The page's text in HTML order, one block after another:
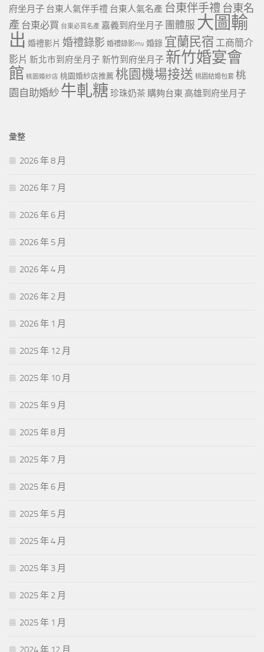
府坐月子 台東人氣伴手禮 台東人氣名產 台東伴手禮 台東名
產 台東必買 台東必買名產 嘉義到府坐月子 團體服 大圖輸
出 婚禮影片 婚禮錄影 婚禮錄影mv 婚錄 宜蘭民宿 工商簡介
影片 新北市到府坐月子 新竹到府坐月子 新竹婚宴會
館 桃園婚紗店 桃園婚紗店推薦 桃園機場接送 桃園結婚包套 桃
園自助婚紗 牛軋糖 珍珠奶茶 購夠台東 高雄到府坐月子
彙整
2026 年 8 月
2026 年 7 月
2026 年 6 月
2026 年 5 月
2026 年 4 月
2026 年 2 月
2026 年 1 月
2025 年 12 月
2025 年 10 月
2025 年 9 月
2025 年 8 月
2025 年 7 月
2025 年 6 月
2025 年 5 月
2025 年 4 月
2025 年 3 月
2025 年 2 月
2025 年 1 月
2024 年 12 月